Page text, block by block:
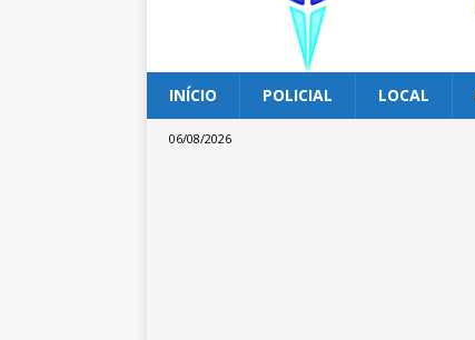
INÍCIO POLICIAL LOCAL
06/08/2026